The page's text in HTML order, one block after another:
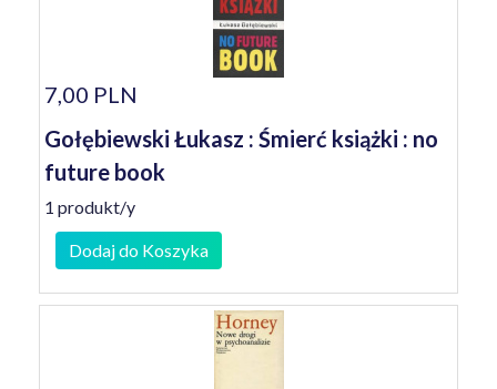
7,00 PLN
Gołębiewski Łukasz : Śmierć książki : no
future book
1 produkt/y
Dodaj do Koszyka